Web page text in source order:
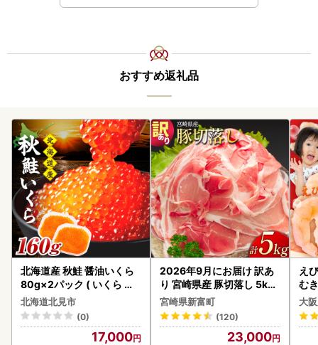
おすすめ返礼品
北海道産 秋鮭 醤油いくら
80g×2パック ( いくら イ
クラ 魚卵 鮭 サケ さけ 鮭い
くら 醤油漬け パック 北海
道産 ふるさと納税 秋鮭 )【
北海道北見市
(0)
17,000
2026年9月にお届け 訳あ
り 宮崎県産 豚切落し 5kg
C325-2506-2609
宮崎県新富町
(120)
23,000
え
む
大